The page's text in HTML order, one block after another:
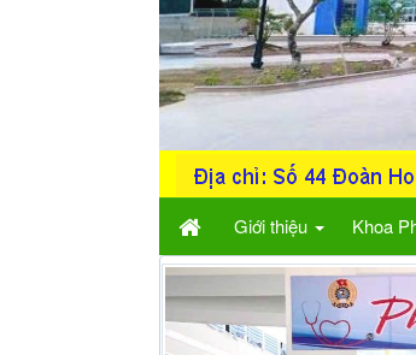
Giới thiệu Khoa